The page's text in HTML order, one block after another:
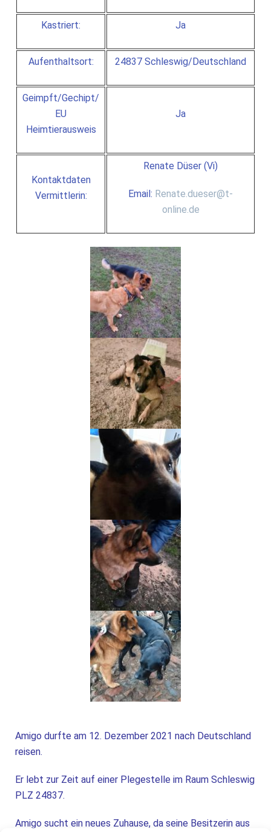
Kastriert: Ja
Aufenthaltsort: 24837 Schleswig/Deutschland
Geimpft/Gechipt/
EU
Heimtierausweis
Ja
Kontaktdaten
Vermittlerin:
Renate Düser (Vi)
Email: Renate.dueser@t-
online.de
Amigo durfte am 12. Dezember 2021 nach Deutschland
reisen.
Er lebt zur Zeit auf einer Plegestelle im Raum Schleswig
PLZ 24837.
Amigo sucht ein neues Zuhause, da seine Besitzerin aus